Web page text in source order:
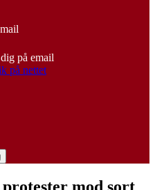
på email